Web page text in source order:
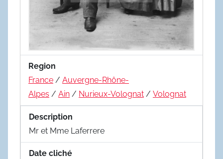
Region
France / Auvergne-Rhône-
Alpes / Ain / Nurieux-Volognat / Volognat
Description
Mr et Mme Laferrere
Date cliché